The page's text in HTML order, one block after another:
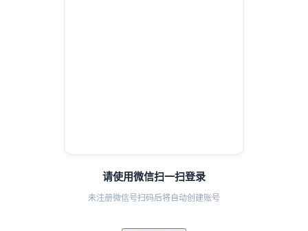
请使用微信扫一扫登录
未注册微信号扫码后将自动创建账号